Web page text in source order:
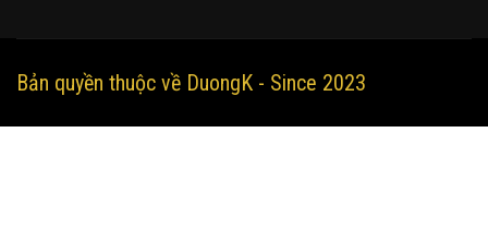
Bản quyền thuộc về DuongK - Since 2023